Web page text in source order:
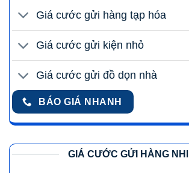
Giá cước gửi hàng tạp hóa
Giá cước gửi kiện nhỏ
Giá cước gửi đồ dọn nhà
BÁO GIÁ NHANH
GIÁ CƯỚC GỬI HÀNG